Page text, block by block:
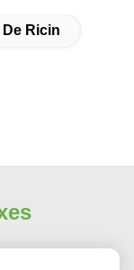
Ricin